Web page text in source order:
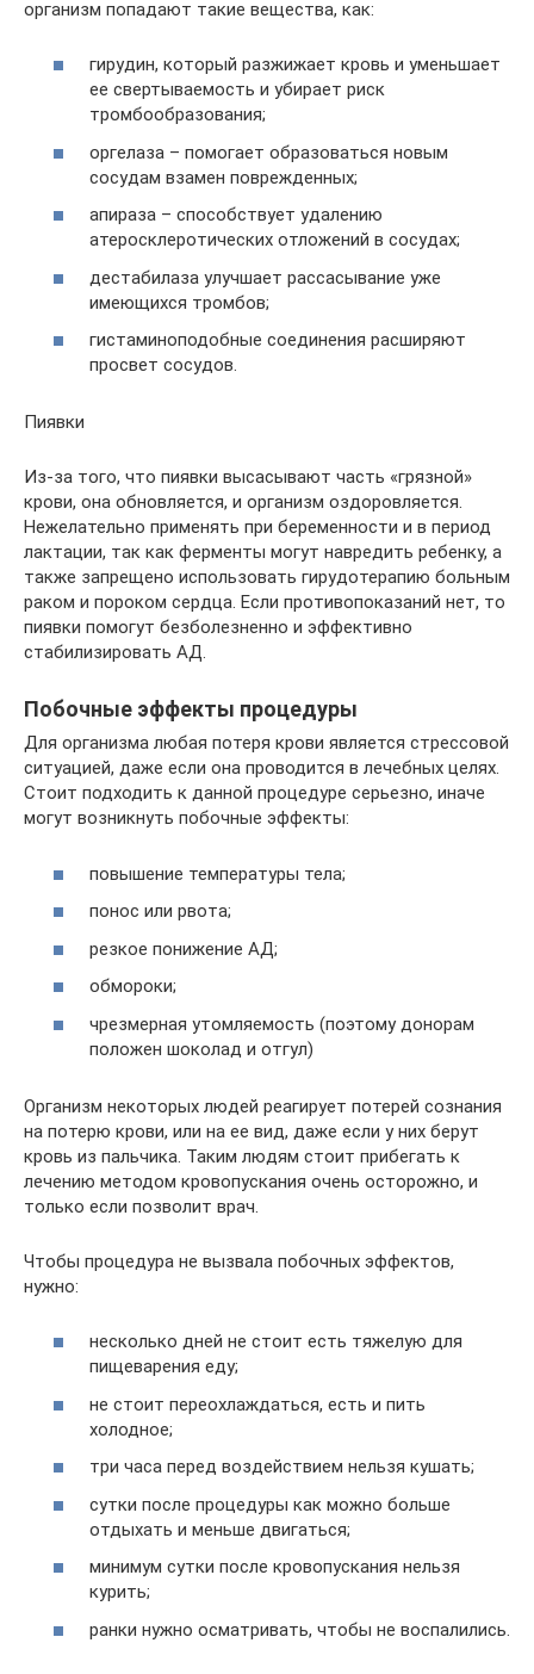
организм попадают такие вещества, как:
гирудин, который разжижает кровь и уменьшает
ее свертываемость и убирает риск
тромбообразования;
оргелаза – помогает образоваться новым
сосудам взамен поврежденных;
апираза – способствует удалению
атеросклеротических отложений в сосудах;
дестабилаза улучшает рассасывание уже
имеющихся тромбов;
гистаминоподобные соединения расширяют
просвет сосудов.
Пиявки
Из-за того, что пиявки высасывают часть «грязной»
крови, она обновляется, и организм оздоровляется.
Нежелательно применять при беременности и в период
лактации, так как ферменты могут навредить ребенку, а
также запрещено использовать гирудотерапию больным
раком и пороком сердца. Если противопоказаний нет, то
пиявки помогут безболезненно и эффективно
стабилизировать АД.
Побочные эффекты процедуры
Для организма любая потеря крови является стрессовой
ситуацией, даже если она проводится в лечебных целях.
Стоит подходить к данной процедуре серьезно, иначе
могут возникнуть побочные эффекты:
повышение температуры тела;
понос или рвота;
резкое понижение АД;
обмороки;
чрезмерная утомляемость (поэтому донорам
положен шоколад и отгул)
Организм некоторых людей реагирует потерей сознания
на потерю крови, или на ее вид, даже если у них берут
кровь из пальчика. Таким людям стоит прибегать к
лечению методом кровопускания очень осторожно, и
только если позволит врач.
Чтобы процедура не вызвала побочных эффектов,
нужно:
несколько дней не стоит есть тяжелую для
пищеварения еду;
не стоит переохлаждаться, есть и пить
холодное;
три часа перед воздействием нельзя кушать;
сутки после процедуры как можно больше
отдыхать и меньше двигаться;
минимум сутки после кровопускания нельзя
курить;
ранки нужно осматривать, чтобы не воспалились.